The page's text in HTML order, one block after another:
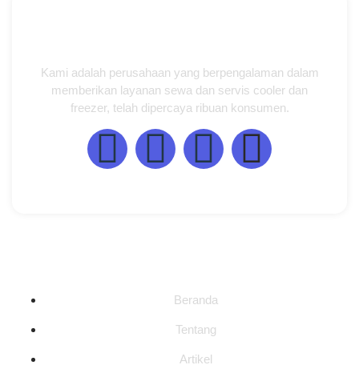
Kami adalah perusahaan yang berpengalaman dalam
memberikan layanan sewa dan servis cooler dan
freezer, telah dipercaya ribuan konsumen.
Beranda
Tentang
Artikel